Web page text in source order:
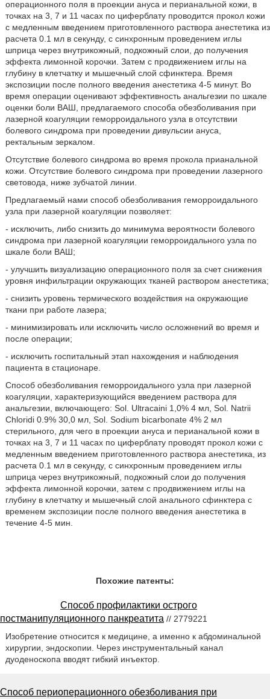
операционного поля в проекции ануса и перианальной кожи, в
точках на 3, 7 и 11 часах по циферблату проводится прокол кожи
с медленным введением приготовленного раствора анестетика из
расчета 0.1 мл в секунду, с синхронным проведением иглы
шприца через внутрикожный, подкожный слои, до получения
эффекта лимонной корочки. Затем с продвижением иглы на
глубину в клетчатку и мышечный слой сфинктера. Время
экспозиции после полного введения анестетика 4-5 минут. Во
время операции оценивают эффективность анальгезии по шкале
оценки боли ВАШ, предлагаемого способа обезболивания при
лазерной коагуляции геморроидального узла в отсутствии
болевого синдрома при проведении дивульсии ануса,
ректальным зеркалом.
Отсутствие болевого синдрома во время прокола прианальной
кожи. Отсутствие болевого синдрома при проведении лазерного
световода, ниже зубчатой линии.
Предлагаемый нами способ обезболивания геморроидального
узла при лазерной коагуляции позволяет:
- исключить, либо снизить до минимума вероятности болевого
синдрома при лазерной коагуляции геморроидального узла по
шкале боли ВАШ;
- улучшить визуализацию операционного поля за счет снижения
уровня инфильтрации окружающих тканей раствором анестетика;
- снизить уровень термического воздействия на окружающие
ткани при работе лазера;
- минимизировать или исключить число осложнений во время и
после операции;
- исключить госпитальный этап нахождения и наблюдения
пациента в стационаре.
Способ обезболивания геморроидального узла при лазерной
коагуляции, характеризующийся введением раствора для
анальгезии, включающего: Sol. Ultracaini 1,0% 4 мл, Sol. Natrii
Chloridi 0.9% 30,0 мл, Sol. Sodium bicarbonate 4% 2 мл
стерильного, для чего в проекции ануса и перианальной кожи в
точках на 3, 7 и 11 часах по циферблату проводят прокол кожи с
медленным введением приготовленного раствора анестетика, из
расчета 0.1 мл в секунду, с синхронным проведением иглы
шприца через внутрикожный, подкожный слои до получения
эффекта лимонной корочки, затем с продвижением иглы на
глубину в клетчатку и мышечный слой анального сфинктера с
временем экспозиции после полного введения анестетика в
течение 4-5 мин.
Похожие патенты:
Способ профилактики острого
постманипуляционного панкреатита // 2779221
Изобретение относится к медицине, а именно к абдоминальной
хирургии, эндоскопии. Через инструментальный канал
дуоденоскопа вводят гибкий инъектор.
Способ периоперационного обезболивания при